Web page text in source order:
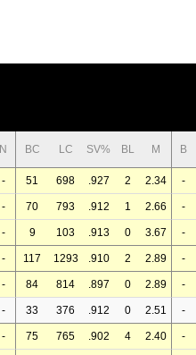
N BC LC SV% BL M B
- 51 698 .927 2 2.34 -
- 70 793 .912 1 2.66 -
- 9 103 .913 0 3.67 -
- 117 1293 .910 2 2.89 -
- 84 814 .897 0 2.89 -
- 33 376 .912 0 2.51 -
- 75 765 .902 4 2.40 -